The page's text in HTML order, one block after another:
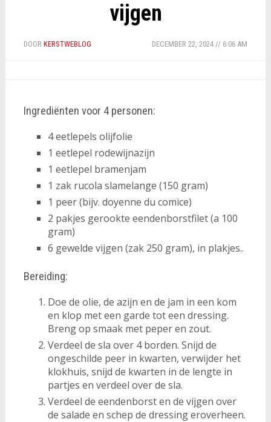
vijgen
DOOR KERSTWEBLOG DECEMBER 22, 2024 // 6:06 AM
Ingrediënten voor 4 personen:
4 eetlepels olijfolie
1 eetlepel rodewijnazijn
1 eetlepel bramenjam
1 zak rucola slamelange (150 gram)
1 peer (bijv. doyenne du comice)
2 pakjes gerookte eendenborstfilet (a 100
gram)
6 gewelde vijgen (zak 250 gram), in plakjes..
Bereiding:
Doe de olie, de azijn en de jam in een kom
en klop met een garde tot een dressing.
Breng op smaak met peper en zout.
Verdeel de sla over 4 borden. Snijd de
ongeschilde peer in kwarten, verwijder het
klokhuis, snijd de kwarten in de lengte in
partjes en verdeel over de sla.
Verdeel de eendenborst en de vijgen over
de salade en schep de dressing eroverheen.